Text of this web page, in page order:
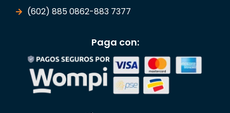
(602) 885 0862-883 7377
Paga con: